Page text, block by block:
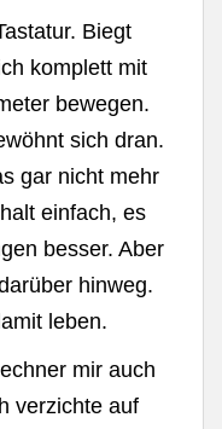
Biegt
komplett mit
bewegen.
sich dran.
gar nicht mehr
einfach, es
besser. Aber
hinweg.
leben.
mir auch
verzichte auf